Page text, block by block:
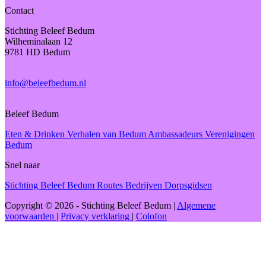
Contact
Stichting Beleef Bedum
Wilheminalaan 12
9781 HD Bedum
info@beleefbedum.nl
Beleef Bedum
Eten & Drinken Verhalen van BedumAmbassadeurs Verenigingen
Bedum
Snel naar
Stichting Beleef Bedum Routes Bedrijven Dorpsgidsen
Copyright © 2026 - Stichting Beleef Bedum | Algemene
voorwaarden | Privacy verklaring | Colofon